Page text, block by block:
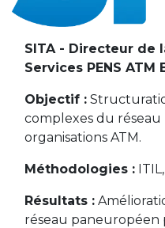
SITA - Directeur de
Services PENS ATM
Objectif :
complexes du réseau
organisations ATM.
Méthodologies :
Résultats :
réseau